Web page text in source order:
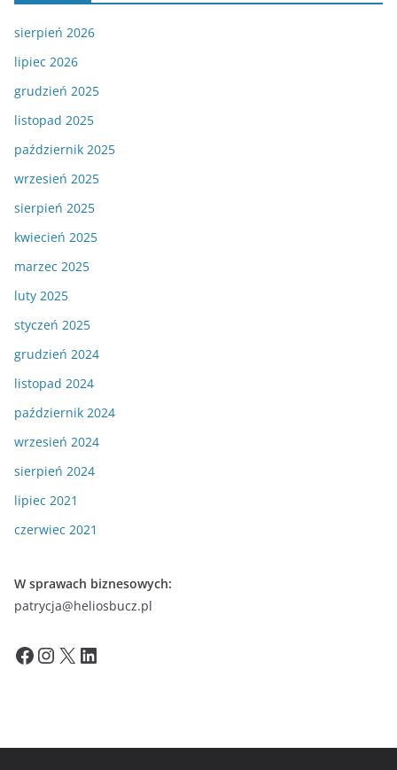
sierpień 2026
lipiec 2026
grudzień 2025
listopad 2025
październik 2025
wrzesień 2025
sierpień 2025
kwiecień 2025
marzec 2025
luty 2025
styczeń 2025
grudzień 2024
listopad 2024
październik 2024
wrzesień 2024
sierpień 2024
lipiec 2021
czerwiec 2021
W sprawach biznesowych:
patrycja@heliosbucz.pl
Facebook InstagramX LinkedIn